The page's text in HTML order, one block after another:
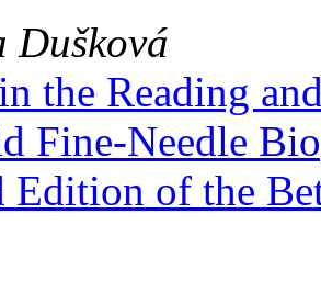
Dušková
the Reading
Fine-Needle
Edition of the